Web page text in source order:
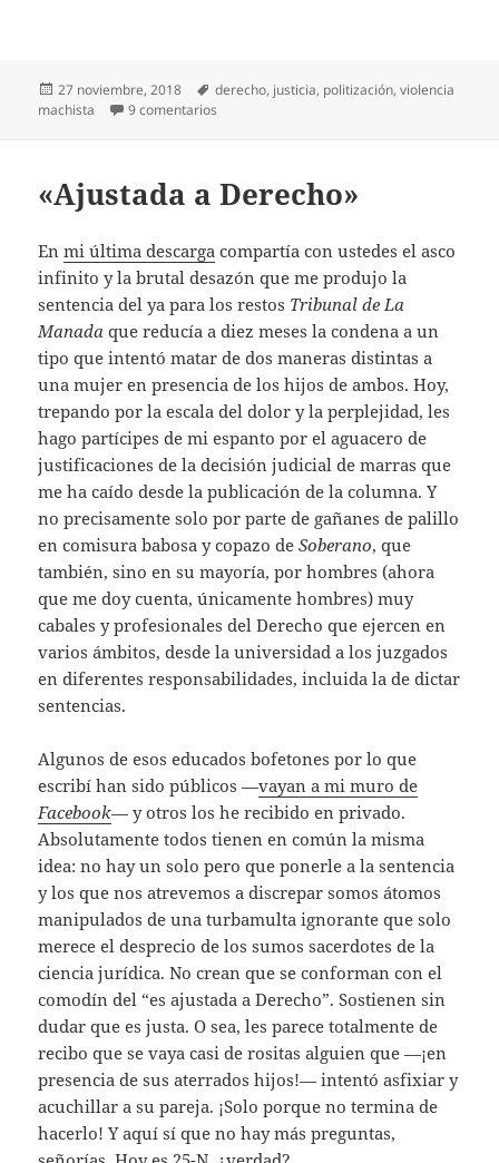
Publicado
el
27 noviembre, 2018 Etiquetas
derecho, justicia, politización,violencia
machista
9 comentarios
«Ajustada a Derecho»
Enmi última descarga compartía con ustedes el asco
infinito y la brutal desazón que me produjo la
sentencia del ya para los restos Tribunal de La
Manada que reducía a diez meses la condena a un
tipo que intentó matar de dos maneras distintas a
una mujer en presencia de los hijos de ambos. Hoy,
trepando por la escala del dolor y la perplejidad, les
hago partícipes de mi espanto por el aguacero de
justificaciones de la decisión judicial de marras que
me ha caído desde la publicación de la columna. Y
no precisamente solo por parte de gañanes de palillo
en comisura babosa y copazo deSoberano, que
también, sino en su mayoría, por hombres (ahora
que me doy cuenta, únicamente hombres) muy
cabales y profesionales del Derecho que ejercen en
varios ámbitos, desde la universidad a los juzgados
en diferentes responsabilidades, incluida la de dictar
sentencias.
Algunos de esos educados bofetones por lo que
escribí han sido públicos —vayan a mi muro de
Facebook— y otros los he recibido en privado.
Absolutamente todos tienen en común la misma
idea: no hay un solo pero que ponerle a la sentencia
y los que nos atrevemos a discrepar somos átomos
manipulados de una turbamulta ignorante que solo
merece el desprecio de los sumos sacerdotes de la
ciencia jurídica. No crean que se conforman con el
comodín del “es ajustada a Derecho”. Sostienen sin
dudar que es justa. O sea, les parece totalmente de
recibo que se vaya casi de rositas alguien que —¡en
presencia de sus aterrados hijos!— intentó asfixiar y
acuchillar a su pareja. ¡Solo porque no termina de
hacerlo! Y aquí sí que no hay más preguntas,